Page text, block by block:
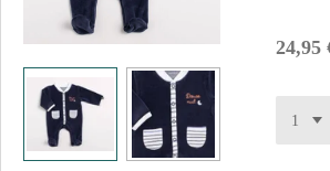
24,95